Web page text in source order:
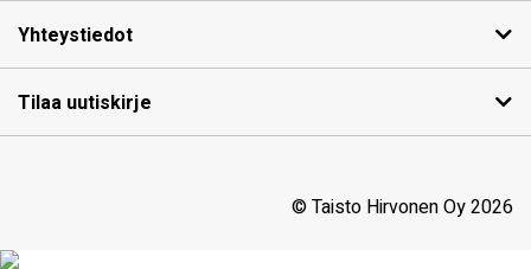
Yhteystiedot
Tilaa uutiskirje
© Taisto Hirvonen Oy 2026